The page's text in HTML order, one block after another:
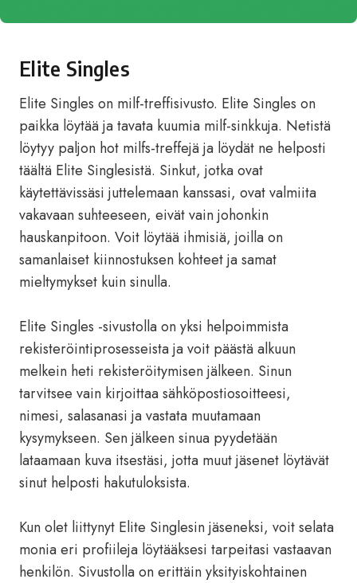
Elite Singles
Elite Singles on milf-treffisivusto. Elite Singles on
paikka löytää ja tavata kuumia milf-sinkkuja. Netistä
löytyy paljon hot milfs-treffejä ja löydät ne helposti
täältä Elite Singlesistä. Sinkut, jotka ovat
käytettävissäsi juttelemaan kanssasi, ovat valmiita
vakavaan suhteeseen, eivät vain johonkin
hauskanpitoon. Voit löytää ihmisiä, joilla on
samanlaiset kiinnostuksen kohteet ja samat
mieltymykset kuin sinulla.
Elite Singles -sivustolla on yksi helpoimmista
rekisteröintiprosesseista ja voit päästä alkuun
melkein heti rekisteröitymisen jälkeen. Sinun
tarvitsee vain kirjoittaa sähköpostiosoitteesi,
nimesi, salasanasi ja vastata muutamaan
kysymykseen. Sen jälkeen sinua pyydetään
lataamaan kuva itsestäsi, jotta muut jäsenet löytävät
sinut helposti hakutuloksista.
Kun olet liittynyt Elite Singlesin jäseneksi, voit selata
monia eri profiileja löytääksesi tarpeitasi vastaavan
henkilön. Sivustolla on erittäin yksityiskohtainen